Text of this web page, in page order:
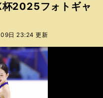
杯2025フォトギャ
日 23:24 更新